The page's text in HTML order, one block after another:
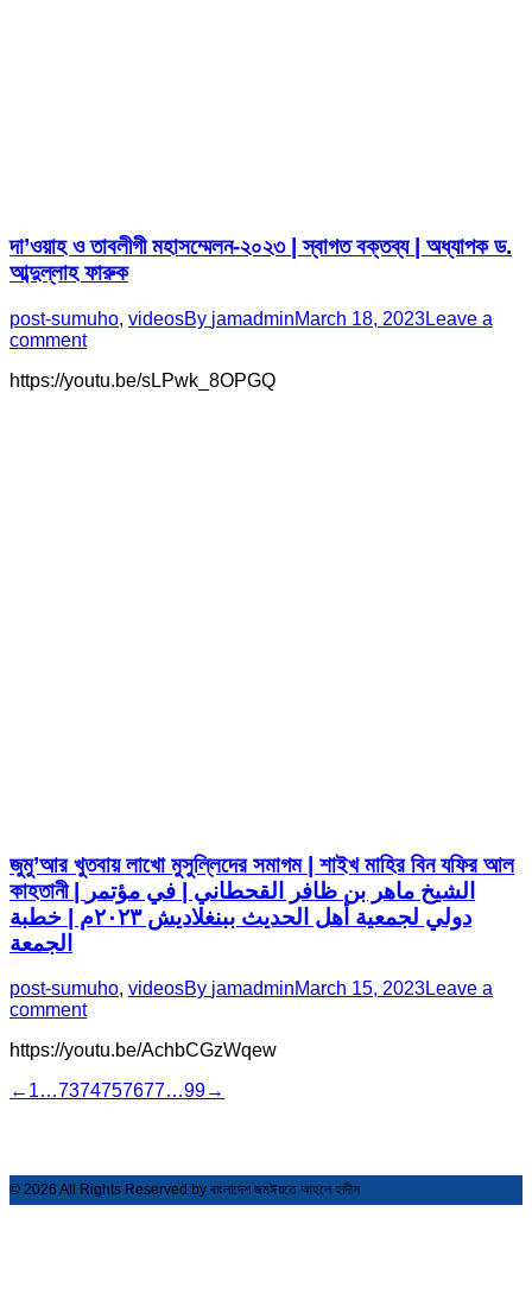
দা’ওয়াহ ও তাবলীগী মহাসম্মেলন-২০২৩ | স্বাগত বক্তব্য | অধ্যাপক ড.
আব্দুল্লাহ ফারুক
post-sumuho, videosBy jamadminMarch 18, 2023Leave a
comment
https://youtu.be/sLPwk_8OPGQ
জুমু’আর খুতবায় লাখো মুসুল্লিদের সমাগম | শাইখ মাহির বিন যফির আল
কাহতানী | الشيخ ماهر بن ظافر القحطاني | في مؤتمر
دولي لجمعية أهل الحديث ببنغلاديش ٢٠٢٣م | خطبة
الجمعة
post-sumuho, videosBy jamadminMarch 15, 2023Leave a
comment
https://youtu.be/AchbCGzWqew
← 1…7374757677…99→
© 2026 All Rights Reserved by বাংলাদেশ জমঈয়তে আহলে হাদীস